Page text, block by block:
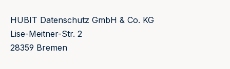
HUBIT Datenschutz GmbH & Co. KG
Lise-Meitner-Str. 2
28359 Bremen